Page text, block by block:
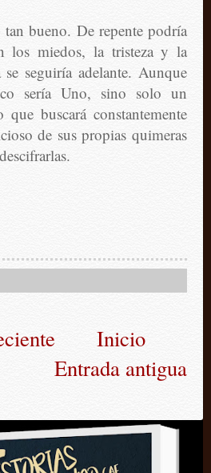
bueno. De repente podría
los miedos, la tristeza y la
seguiría adelante. Aunque
sería Uno, sino solo un
que buscará constantemente
de sus propias quimeras
Entrada antigua
Inicio